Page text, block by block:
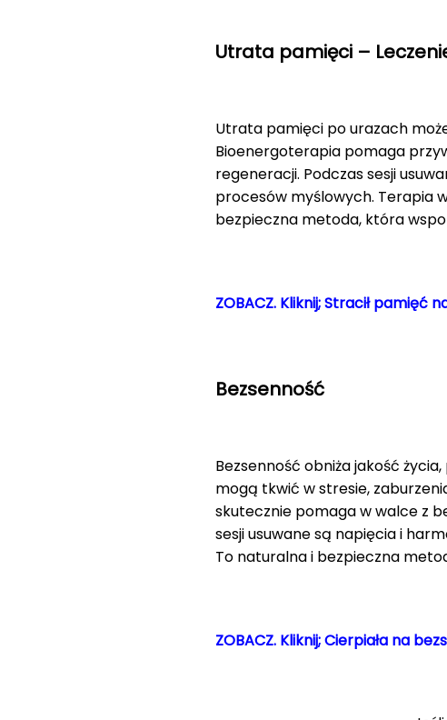
Utrata pamięci –
Utrata pamięci po urazach
Bioenergoterapia pomaga
regeneracji. Podczas sesji
procesów myślowych. Terapia
bezpieczna metoda, która
ZOBACZ. Kliknij; Stracił
Bezsenność
Bezsenność obniża jakość
mogą tkwić w stresie,
skutecznie pomaga w walce z
sesji usuwane są napięcia i
To naturalna i bezpieczna
ZOBACZ. Kliknij; Cierpiała na